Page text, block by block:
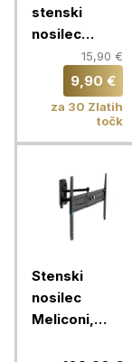
stenski
nosilec
VonHaus 37-
70'', do 35
15,90 €
9,90 €
za 30 Zlatih
točk
Stenski
nosilec
Meliconi,